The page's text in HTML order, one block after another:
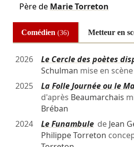
Père de Marie Torreton
Comédien(36) Metteur en
2026 Le Cercle des poètes
Schulman mise en scène
2025
La Folle Journée ou le
d'après Beaumarchais
Bréban
2024
Le Funambulede Jean
Philippe Torreton